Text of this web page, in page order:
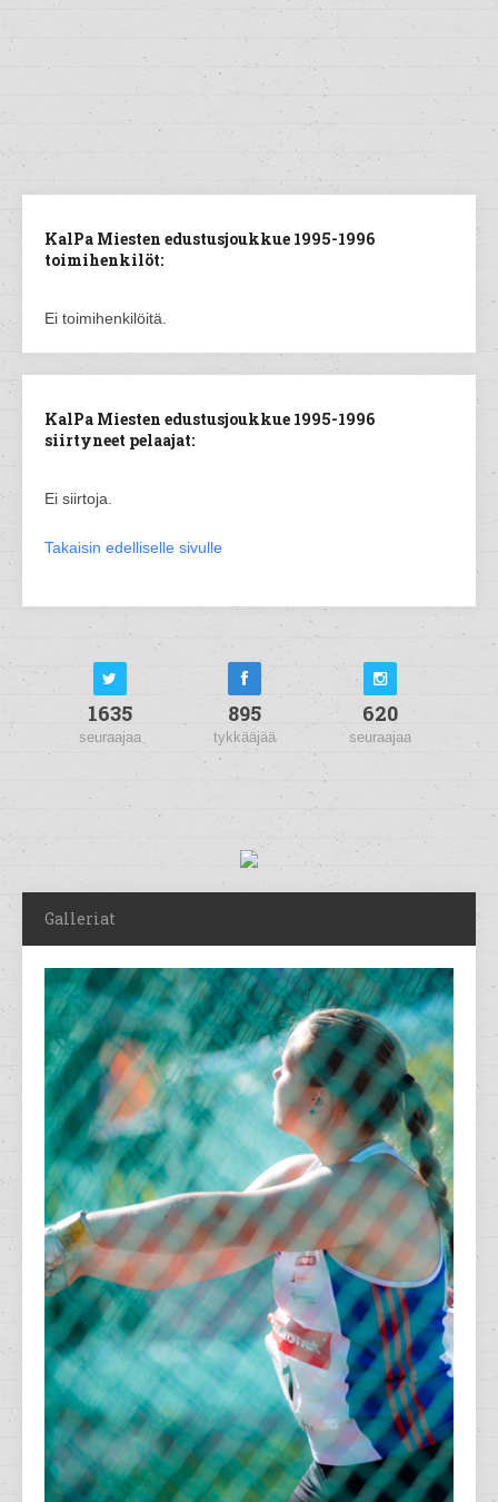
KalPa Miesten edustusjoukkue 1995-1996
toimihenkilöt:
Ei toimihenkilöitä.
KalPa Miesten edustusjoukkue 1995-1996
siirtyneet pelaajat:
Ei siirtoja.
Takaisin edelliselle sivulle
1635
seuraajaa
895
tykkääjää
620
seuraajaa
Galleriat